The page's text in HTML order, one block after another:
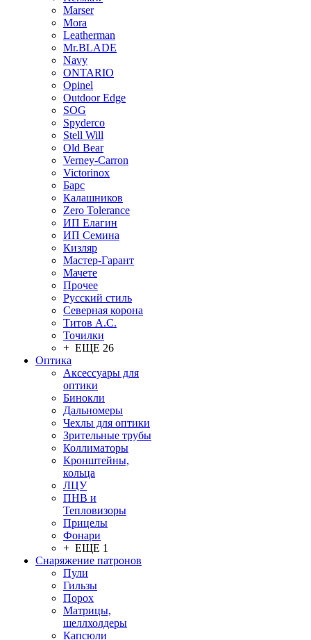
Marser
Mora
Leatherman
Mr.BLADE
Navy
ONTARIO
Opinel
Outdoor Edge
SOG
Spyderco
Stell Will
Old Bear
Verney-Carron
Victorinox
Барс
Калашников
Zero Tolerance
ИП Елагин
ИП Семина
Кизляр
Мастер-Гарант
Мачете
Прочее
Русский стиль
Северная корона
Титов А.С.
Точилки
+ ЕЩЕ 26
Оптика
Аксессуары для
оптики
Бинокли
Дальномеры
Чехлы для оптики
Зрительные трубы
Коллиматоры
Кронштейны,
кольца
ЛЦУ
ПНВ и
Тепловизоры
Прицелы
Фонари
+ ЕЩЕ 1
Снаряжение патронов
Пули
Гильзы
Порох
Матрицы,
шеллхолдеры
Капсюли